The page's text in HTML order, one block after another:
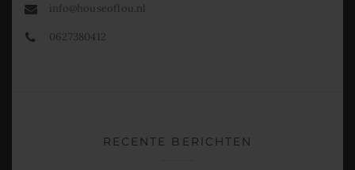
info@houseoflou.nl
0627380412
RECENTE BERICHTEN